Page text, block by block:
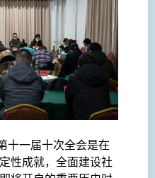
一届十次全会是在
性成就，全面建设社